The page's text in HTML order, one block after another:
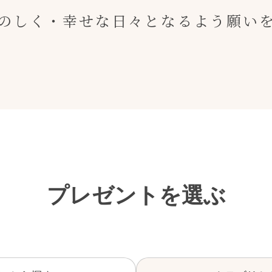
しく・幸せな日々となるよう願い
プレゼントを選ぶ